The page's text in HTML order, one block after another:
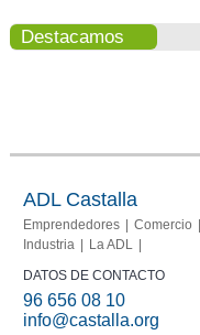
Destacamos
ADL Castalla
Emprendedores Comercio
Industria
La ADL
DATOS DE CONTACTO
96 656 08 10
info@castalla.org